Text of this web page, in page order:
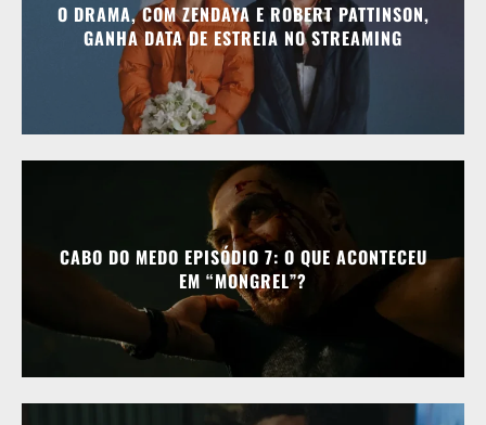
O DRAMA, COM ZENDAYA E ROBERT PATTINSON,
GANHA DATA DE ESTREIA NO STREAMING
CABO DO MEDO EPISÓDIO 7: O QUE ACONTECEU
EM “MONGREL”?